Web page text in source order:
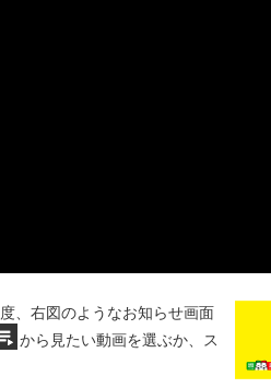
、右図のようなお知らせ画面
から見たい動画を選ぶか、ス